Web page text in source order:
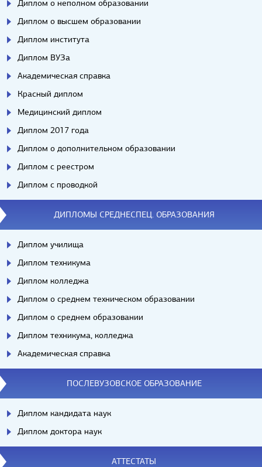
Диплом о неполном образовании
Диплом о высшем образовании
Диплом института
Диплом ВУЗа
Академическая справка
Красный диплом
Медицинский диплом
Диплом 2017 года
Диплом о дополнительном образовании
Диплом с реестром
Диплом с проводкой
ДИПЛОМЫ СРЕДНЕСПЕЦ. ОБРАЗОВАНИЯ
Диплом училища
Диплом техникума
Диплом колледжа
Диплом о среднем техническом образовании
Диплом о среднем образовании
Диплом техникума, колледжа
Академическая справка
ПОСЛЕВУЗОВСКОЕ ОБРАЗОВАНИЕ
Диплом кандидата наук
Диплом доктора наук
АТТЕСТАТЫ